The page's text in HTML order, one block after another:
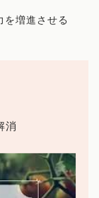
を増進させる
消